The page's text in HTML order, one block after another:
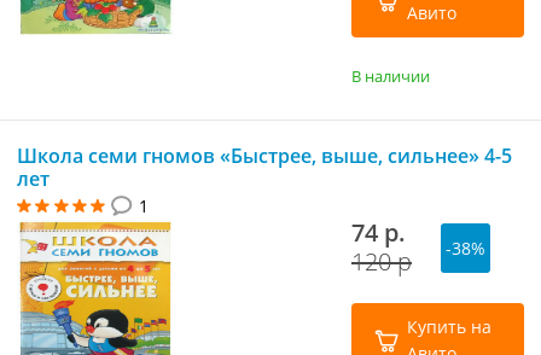
Авито
В наличии
Школа семи гномов «Быстрее, выше, сильнее» 4-5
лет
1
74 р.
120 р
-38%
Купить на